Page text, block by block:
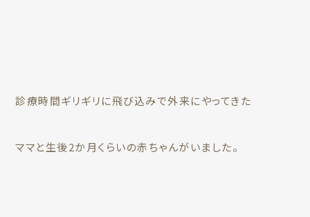
診療時間ギリギリに飛び込みで外来にやってきた
ママと生後2か月くらいの赤ちゃんがいました。